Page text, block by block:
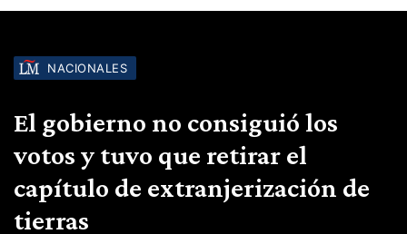
NACIONALES
El gobierno no consiguió los
votos y tuvo que retirar el
capítulo de extranjerización de
tierras